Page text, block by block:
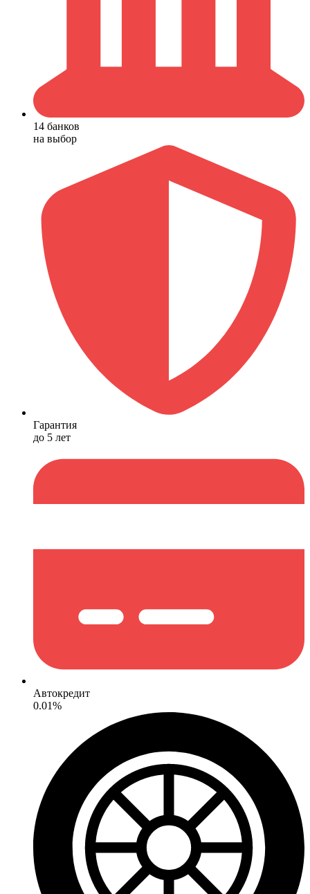
14 банков
на выбор
Гарантия
до 5 лет
Автокредит
0.01%